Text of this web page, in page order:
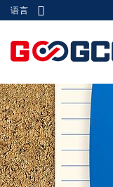
语言